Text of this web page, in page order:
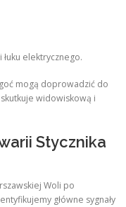
elektrycznego.
mogą doprowadzić do
widowiskową i
Stycznika
Woli po
główne sygnały